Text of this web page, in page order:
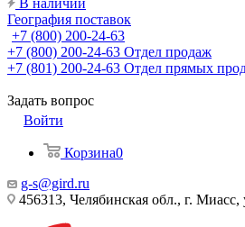
В наличии
География поставок
+7 (800) 200-24-63
+7 (800) 200-24-63 Отдел продаж
+7 (801) 200-24-63 Отдел прямых
Задать вопрос
Войти
Корзина0
g-s@gird.ru
456313, Челябинская обл., г. Миасс,